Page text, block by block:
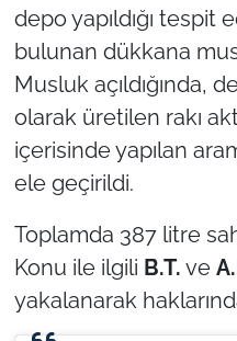
depo yapıldığı tespit
bulunan dükkana
Musluk açıldığında,
olarak üretilen rakı
içerisinde yapılan
ele geçirildi.
Toplamda 387 litre
Konu ile ilgili B.T. ve
yakalanarak
Genel
Politika
Flaş Haber
Dış Haberler
Magazin
İş Dünyası